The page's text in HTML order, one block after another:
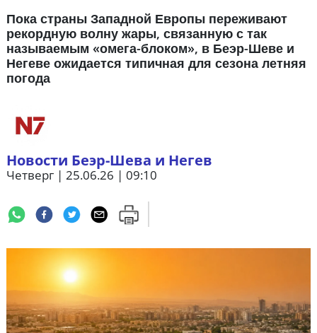
Пока страны Западной Европы переживают
рекордную волну жары, связанную с так
называемым «омега-блоком», в Беэр-Шеве и
Негеве ожидается типичная для сезона летняя
погода
Новости Беэр-Шева и Негев
Четверг | 25.06.26 | 09:10